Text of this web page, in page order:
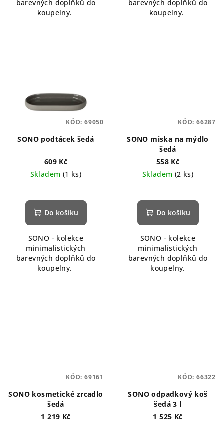
barevných doplňků do
koupelny.
barevných doplňků do
koupelny.
SONO podtácek šedá
609 Kč
Skladem (1 ks)
Do košíku
SONO - kolekce
minimalistických
barevných doplňků do
koupelny.
KÓD: 69050
SONO miska na mýdlo
šedá
558 Kč
Skladem (2 ks)
Do košíku
SONO - kolekce
minimalistických
barevných doplňků do
koupelny.
KÓD: 66287
SONO kosmetické zrcadlo
šedá
1 219 Kč
KÓD: 69161
SONO odpadkový koš
šedá 3 l
1 525 Kč
KÓD: 66322